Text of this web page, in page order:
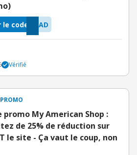
BAD
le code
Vérifié
promo My American Shop :
de 25% de réduction sur
le site - Ça vaut le coup, non